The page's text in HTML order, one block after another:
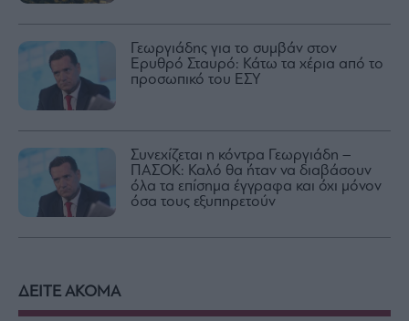
Γεωργιάδης για το συμβάν στον
Ερυθρό Σταυρό: Κάτω τα χέρια από το
προσωπικό του ΕΣΥ
Συνεχίζεται η κόντρα Γεωργιάδη –
ΠΑΣΟΚ: Καλό θα ήταν να διαβάσουν
όλα τα επίσημα έγγραφα και όχι μόνον
όσα τους εξυπηρετούν
ΔΕΙΤΕ ΑΚΟΜΑ